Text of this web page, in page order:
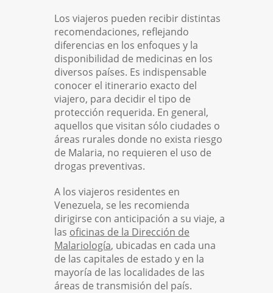
Los viajeros pueden recibir distintas
recomendaciones, reflejando
diferencias en los enfoques y la
disponibilidad de medicinas en los
diversos países. Es indispensable
conocer el itinerario exacto del
viajero, para decidir el tipo de
protección requerida. En general,
aquellos que visitan sólo ciudades o
áreas rurales donde no exista riesgo
de Malaria, no requieren el uso de
drogas preventivas.
A los viajeros residentes en
Venezuela, se les recomienda
dirigirse con anticipación a su viaje, a
las oficinas de la Dirección de
Malariología, ubicadas en cada una
de las capitales de estado y en la
mayoría de las localidades de las
áreas de transmisión del país.